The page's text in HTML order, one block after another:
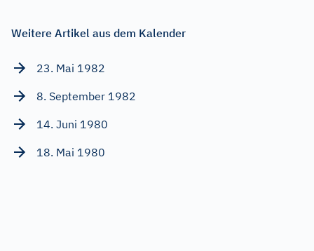
Weitere Artikel aus dem Kalender
23. Mai 1982
8. September 1982
14. Juni 1980
18. Mai 1980